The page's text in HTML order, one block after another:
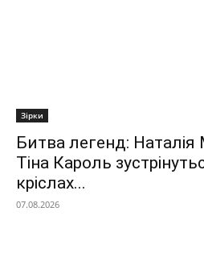
Зірки
Битва легенд:
Тіна Кароль
кріслах...
07.08.2026